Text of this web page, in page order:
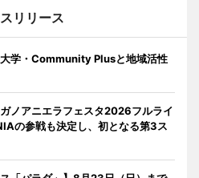
リリース
学・Community Plusと地域活性
ガノアニエラフェスタ2026フルライ
の参戦も決定し、初となる第3ス